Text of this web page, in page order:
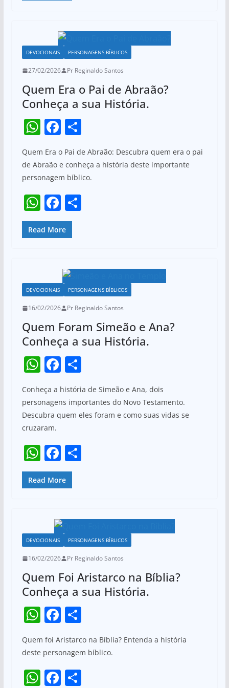
p
p
b
o
o
k
DEVOCIONAIS PERSONAGENS BÍBLICOS
27/02/2026 Pr Reginaldo Santos
Quem Era o Pai de Abraão?
Conheça a sua História.
W
at
s
A
p
p
F
c
e
b
o
o
k
S
ar
e
Quem Era o Pai de Abraão: Descubra quem era o pai
de Abraão e conheça a história deste importante
personagem bíblico.
W
h
at
p
p
F
a
c
b
o
o
k
S
Read More
DEVOCIONAIS PERSONAGENS BÍBLICOS
16/02/2026 Pr Reginaldo Santos
Quem Foram Simeão e Ana?
Conheça a sua História.
W
at
s
A
p
p
F
a
c
e
o
o
k
S
h
ar
e
Conheça a história de Simeão e Ana, dois
personagens importantes do Novo Testamento.
Descubra quem eles foram e como suas vidas se
cruzaram.
W
h
at
p
p
F
a
c
b
o
o
k
S
Read More
DEVOCIONAIS PERSONAGENS BÍBLICOS
16/02/2026 Pr Reginaldo Santos
Quem Foi Aristarco na Bíblia?
Conheça a sua História.
W
h
at
s
A
F
a
c
e
b
S
ar
Quem foi Aristarco na Bíblia? Entenda a história
deste personagem bíblico.
W F S